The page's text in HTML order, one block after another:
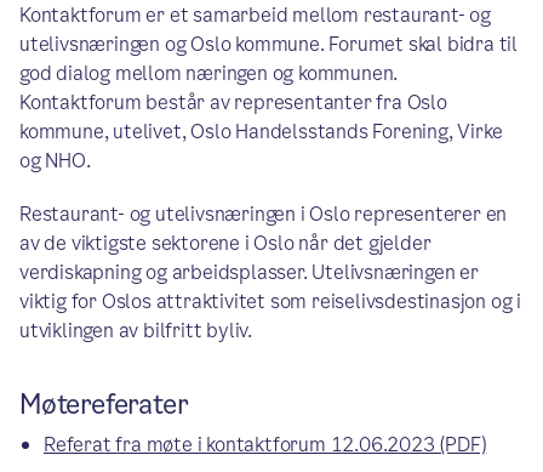
Kontaktforum er et samarbeid mellom restaurant- og
utelivsnæringen og Oslo kommune. Forumet skal bidra til
god dialog mellom næringen og kommunen.
Kontaktforum består av representanter fra Oslo
kommune, utelivet, Oslo Handelsstands Forening, Virke
og NHO.
Restaurant- og utelivsnæringen i Oslo representerer en
av de viktigste sektorene i Oslo når det gjelder
verdiskapning og arbeidsplasser. Utelivsnæringen er
viktig for Oslos attraktivitet som reiselivsdestinasjon og i
utviklingen av bilfritt byliv.
Møtereferater
Referat fra møte i kontaktforum 12.06.2023 (PDF)